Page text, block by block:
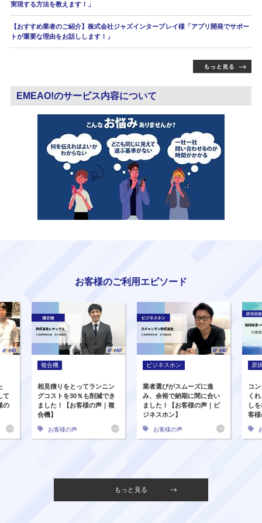
実現する方法を教えます！」
【おすすめ業者のご紹介】株式会社ジャズインタープレイ様「アプリ開発でサポー
トが重要な理由をお話しします！」
EMEAO!のサービス内容について
お客様のご利用エピソード
て
の
複合機
相見積りをとってランニン
グコストを30％も削減でき
ました！【お客様の声｜複
合機】
お客様の声
ビジネスホン
業者選びがスムーズに進
み、余裕で納期に間に合い
ました！【お客様の声｜ビ
ジネスホン】
お客様の声
原
コ
く
し
客
もっと見る